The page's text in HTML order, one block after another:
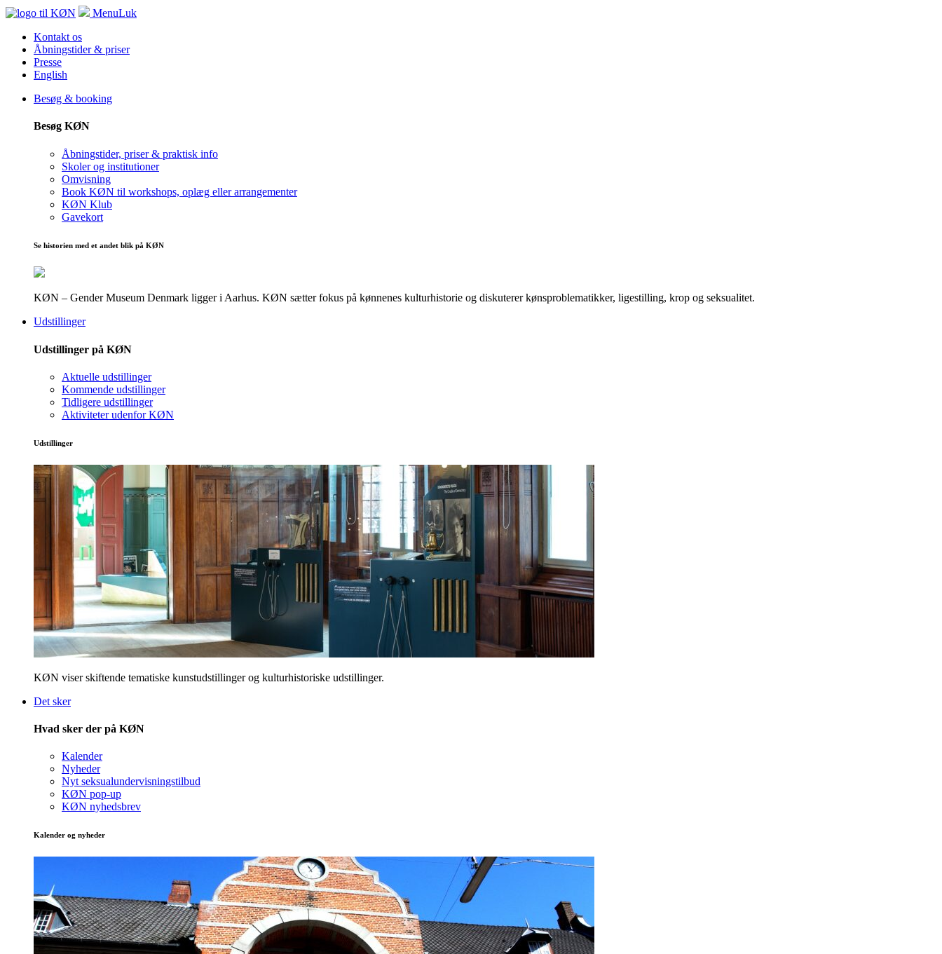
MenuLuk
Kontakt os
Åbningstider & priser
Presse
English
Besøg & booking
Besøg KØN
Åbningstider, priser & praktisk info
Skoler og institutioner
Omvisning
Book KØN til workshops, oplæg eller arrangementer
KØN Klub
Gavekort
Se historien med et andet blik på KØN
KØN – Gender Museum Denmark ligger i Aarhus. KØN sætter fokus på kønnenes kulturhistorie og diskuterer kønsproblematikker, ligestilling, krop og seksualitet.
Udstillinger
Udstillinger på KØN
Aktuelle udstillinger
Kommende udstillinger
Tidligere udstillinger
Aktiviteter udenfor KØN
Udstillinger
KØN viser skiftende tematiske kunstudstillinger og kulturhistoriske udstillinger.
Det sker
Hvad sker der på KØN
Kalender
Nyheder
Nyt seksualundervisningstilbud
KØN pop-up
KØN nyhedsbrev
Kalender og nyheder